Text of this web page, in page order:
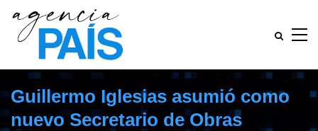
Guillermo Iglesias asumió como
nuevo Secretario de Obras